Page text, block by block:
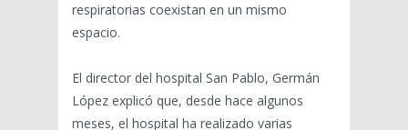
respiratorias coexistan en un mismo
espacio.
El director del hospital San Pablo, Germán
López explicó que, desde hace algunos
meses, el hospital ha realizado varias